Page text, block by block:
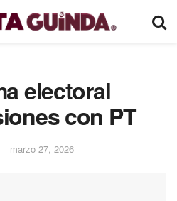
electoral
con PT
marzo 27, 2026